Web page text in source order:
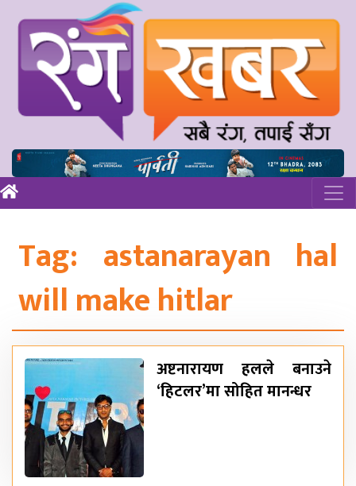
Tag: astanarayan hal
will make hitlar
अष्टनारायण हलले बनाउने
‘हिटलर’मा सोहित मानन्धर